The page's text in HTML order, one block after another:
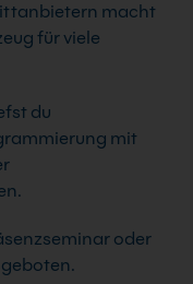
macht
für viele
du
mit
oder